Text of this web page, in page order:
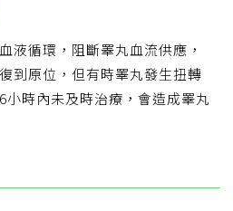
液循環，阻斷睪丸血流供應，
到原位，但有時睪丸發生扭轉
小時內未及時治療，會造成睪丸